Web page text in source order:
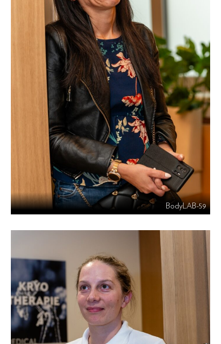
BodyLAB-59